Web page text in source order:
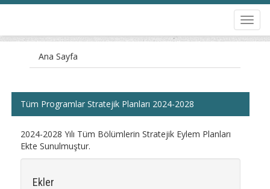
Ana Sayfa
Tüm Programlar Stratejik Planları 2024-2028
2024-2028 Yılı Tüm Bölümlerin Stratejik Eylem Planları
Ekte Sunulmuştur.
Ekler